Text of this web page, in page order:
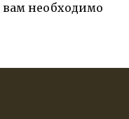
необходимо